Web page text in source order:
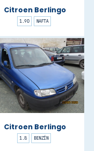
Citroen Berlingo
1.9D NAFTA
Citroen Berlingo
1.8 BENZÍN